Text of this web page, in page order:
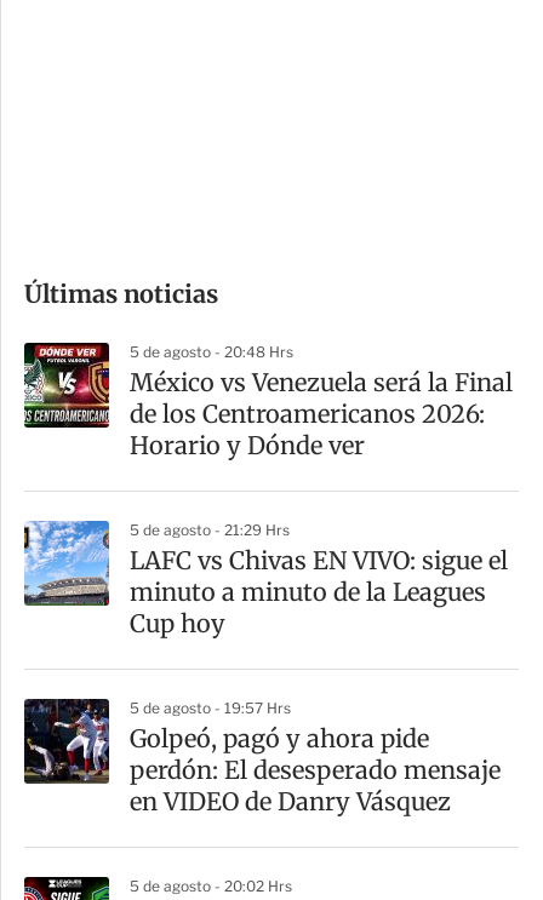
m
a
r
t
Últimas noticias
5 de agosto - 20:48 Hrs
México vs Venezuela será la Final
de los Centroamericanos 2026:
Horario y Dónde ver
5 de agosto - 21:29 Hrs
LAFC vs Chivas EN VIVO: sigue el
minuto a minuto de la Leagues
Cup hoy
5 de agosto - 19:57 Hrs
Golpeó, pagó y ahora pide
perdón: El desesperado mensaje
en VIDEO de Danry Vásquez
5 de agosto - 20:02 Hrs